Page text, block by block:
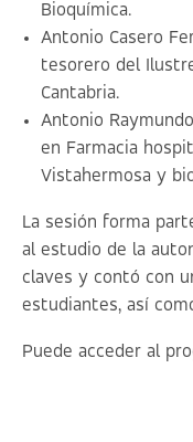
Bioquímica.
Antonio Casero
tesorero del
Cantabria.
Antonio
en Farmacia
Vistahermosa y
La sesión forma
al estudio de la
claves y contó con
estudiantes, así
Puede acceder al